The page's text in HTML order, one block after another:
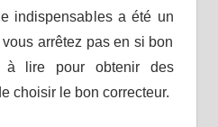
indispensables a été un
arrêtez pas en si bon
à lire pour obtenir des
choisir le bon correcteur.